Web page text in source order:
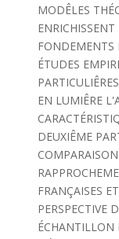
MODÊLES
FONDEMENTS
ÉTUDES
EN LUMIÊRE
DEUXIÊME
FRANÇAISES
PERSPECTIVE
ÉCHANTILLON